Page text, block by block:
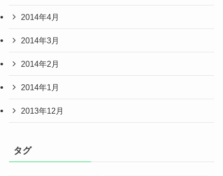
2014年4月
2014年3月
2014年2月
2014年1月
2013年12月
タグ